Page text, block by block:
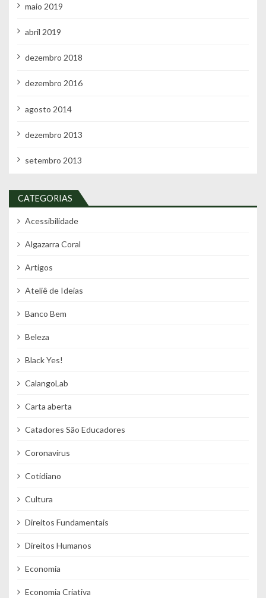
maio 2019
abril 2019
dezembro 2018
dezembro 2016
agosto 2014
dezembro 2013
setembro 2013
CATEGORIAS
Acessibilidade
Algazarra Coral
Artigos
Ateliê de Ideias
Banco Bem
Beleza
Black Yes!
CalangoLab
Carta aberta
Catadores São Educadores
Coronavírus
Cotidiano
Cultura
Direitos Fundamentais
Direitos Humanos
Economia
Economia Criativa